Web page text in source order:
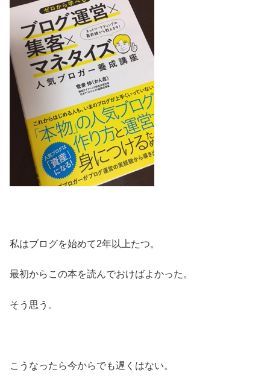
私はブログを始めて2年以上たつ。
最初からこの本を読んでおけばよかった。
そう思う。
こうなったら今からでも遅くはない。